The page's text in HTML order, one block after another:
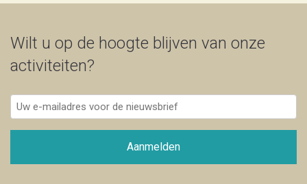
Wilt u op de hoogte blijven van onze
activiteiten?
Uw
e-
mailadres
de
Aanmelden